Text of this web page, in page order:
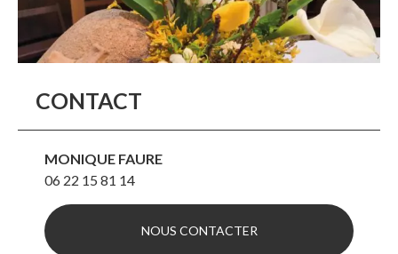
CONTACT
MONIQUE FAURE
06 22 15 81 14
NOUS CONTACTER